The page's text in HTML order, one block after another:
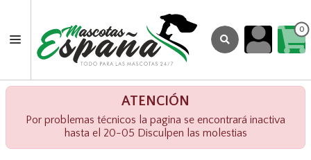
0
ATENCIÓN
Por problemas técnicos la pagina se encontrará inactiva
hasta el 20-05 Disculpen las molestias